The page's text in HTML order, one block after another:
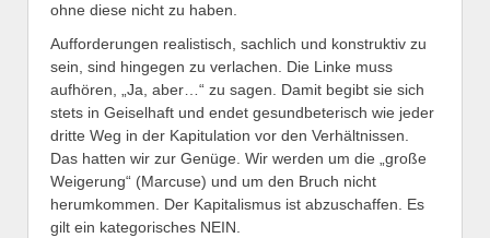
ohne diese nicht zu haben.
Aufforderungen realistisch, sachlich und konstruktiv zu
sein, sind hingegen zu verlachen. Die Linke muss
aufhören, „Ja, aber…“ zu sagen. Damit begibt sie sich
stets in Geiselhaft und endet gesundbeterisch wie jeder
dritte Weg in der Kapitulation vor den Verhältnissen.
Das hatten wir zur Genüge. Wir werden um die „große
Weigerung“ (Marcuse) und um den Bruch nicht
herumkommen. Der Kapitalismus ist abzuschaffen. Es
gilt ein kategorisches NEIN.